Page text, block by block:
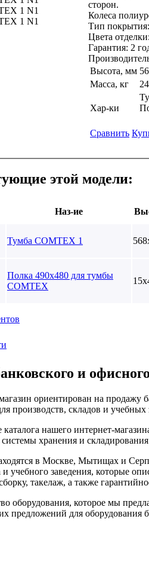
сторон.
Колеса
Тип
Цвета
Гарантия: 2
Высота, мм
Масса, кг
Хар-ки
Сравнить
этой модели:
Наз-ие
Тумба COMTEX 1
Полка 490х480 для тумбы
COMTEX
и
ориентирован на продажу
производств, складов и учебных
каталога нашего интернет-
хранения и
в Москве, Мытищах и
и учебного заведения, которые
такелаж, а также
оборудования, которое мы
предложений для оборудования